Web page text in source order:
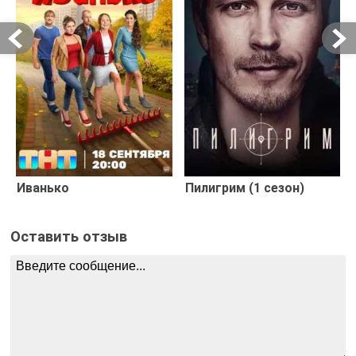
Иванько Пилигрим (1 сезон)
Оставить отзыв